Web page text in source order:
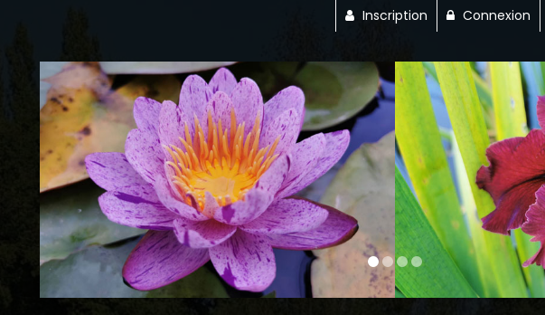
Previous
Inscription Connexion